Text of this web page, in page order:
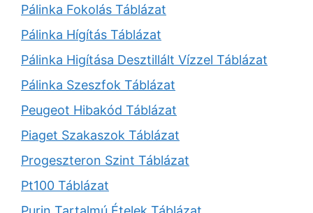
Pálinka Fokolás Táblázat
Pálinka Hígítás Táblázat
Pálinka Higítása Desztillált Vízzel Táblázat
Pálinka Szeszfok Táblázat
Peugeot Hibakód Táblázat
Piaget Szakaszok Táblázat
Progeszteron Szint Táblázat
Pt100 Táblázat